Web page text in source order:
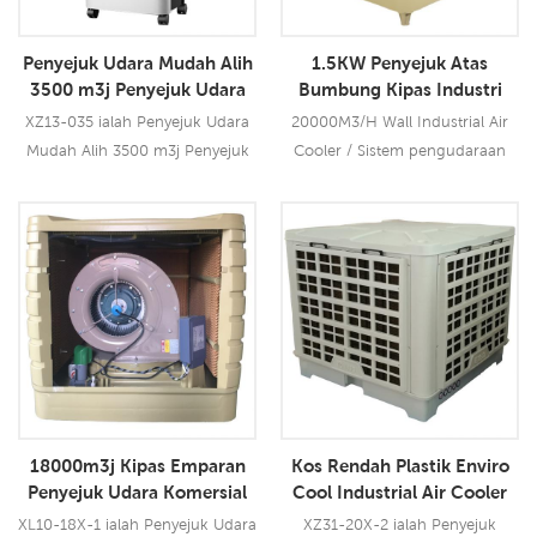
kelajuan. Pad penyejuk 5090
penyejukan terkemuka industri.
udara dwi untuk meniup angin
keluasan 80-115
Penyejuk Udara Mudah Alih
3500 m3j Penyejuk Udara
Mudah Alih Tersuai
XZ13-035 ialah Penyejuk Udara
Mudah Alih 3500 m3j Penyejuk
mengguna pakai teknologi
penyejukan penyejatan
terkemuka industri untuk
menyejukkan udara panas dan
meniup angin sejuk dan lembap
untuk pengguna, ia menginovasi
penggunaan reka bentuk
saluran keluar udara dwi untuk
meliputi kawasa15
Baca Lebih Lanjut
1.5KW Penyejuk Atas
Bumbung Kipas Industri
Besar China
20000M3/H Wall Industrial Air
Cooler / Sistem pengudaraan
menggunakan tenaga yang lebih
sedikit daripada penyejukan.
Baca Lebih Lanjut
18000m3j Kipas Emparan
Penyejuk Udara Komersial
XL10-18X-1 ialah Penyejuk Udara
Kos Rendah Plastik Enviro
Cool Industrial Air Cooler
XZ31-20X-2 ialah Penyejuk